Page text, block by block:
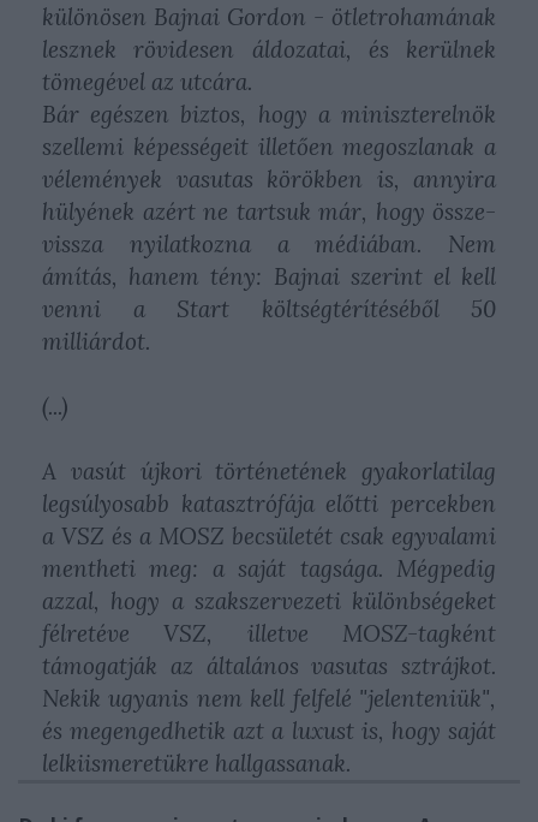
különösen Bajnai Gordon - ötletrohamának
lesznek rövidesen áldozatai, és kerülnek
tömegével az utcára.
Bár egészen biztos, hogy a miniszterelnök
szellemi képességeit illetően megoszlanak a
vélemények vasutas körökben is, annyira
hülyének azért ne tartsuk már, hogy össze-
vissza nyilatkozna a médiában. Nem
ámítás, hanem tény: Bajnai szerint el kell
venni a Start költségtérítéséből 50
milliárdot.
(...)
A vasút újkori történetének gyakorlatilag
legsúlyosabb katasztrófája előtti percekben
a VSZ és a MOSZ becsületét csak egyvalami
mentheti meg: a saját tagsága. Mégpedig
azzal, hogy a szakszervezeti különbségeket
félretéve VSZ, illetve MOSZ-tagként
támogatják az általános vasutas sztrájkot.
Nekik ugyanis nem kell felfelé "jelenteniük",
és megengedhetik azt a luxust is, hogy saját
lelkiismeretükre hallgassanak.